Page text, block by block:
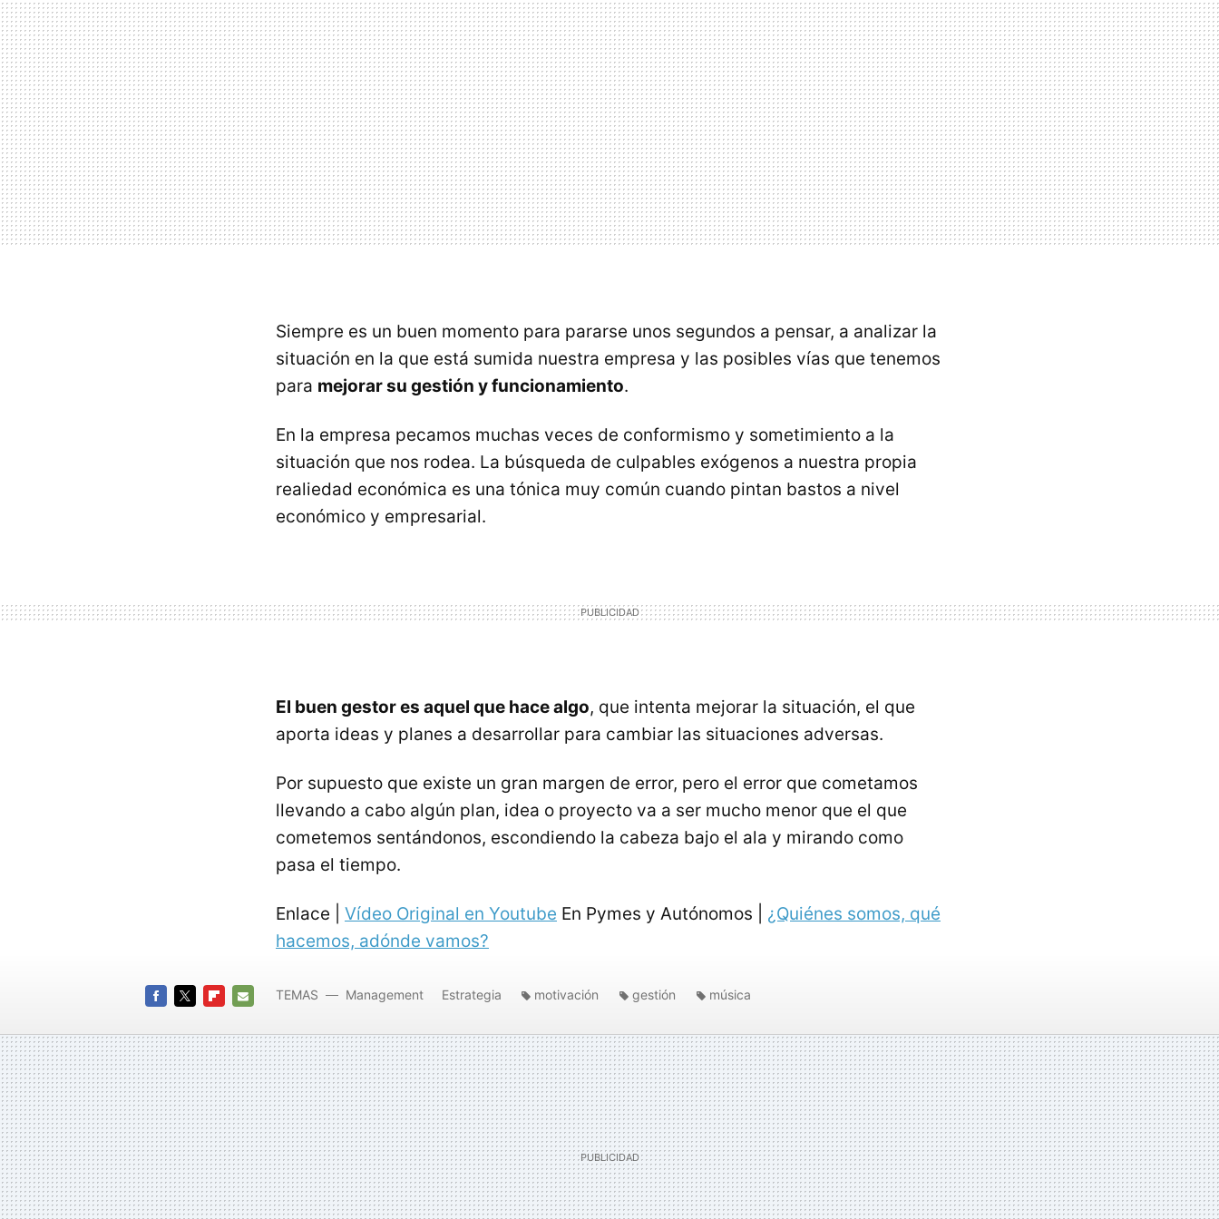
Siempre es un buen momento para pararse unos segundos a pensar, a analizar la
situación en la que está sumida nuestra empresa y las posibles vías que tenemos
para mejorar su gestión y funcionamiento.
En la empresa pecamos muchas veces de conformismo y sometimiento a la
situación que nos rodea. La búsqueda de culpables exógenos a nuestra propia
realiedad económica es una tónica muy común cuando pintan bastos a nivel
económico y empresarial.
El buen gestor es aquel que hace algo, que intenta mejorar la situación, el que
aporta ideas y planes a desarrollar para cambiar las situaciones adversas.
Por supuesto que existe un gran margen de error, pero el error que cometamos
llevando a cabo algún plan, idea o proyecto va a ser mucho menor que el que
cometemos sentándonos, escondiendo la cabeza bajo el ala y mirando como
pasa el tiempo.
Enlace | Vídeo Original en Youtube En Pymes y Autónomos | ¿Quiénes somos, qué
hacemos, adónde vamos?
MAIL
TEMAS Management Estrategia motivación gestión música